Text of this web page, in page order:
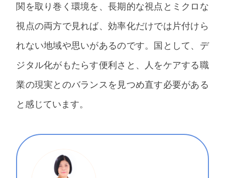
関を取り巻く環境を、長期的な視点とミクロな
視点の両方で見れば、効率化だけでは片付けら
れない地域や思いがあるのです。国として、デ
ジタル化がもたらす便利さと、人をケアする職
業の現実とのバランスを見つめ直す必要がある
と感じています。